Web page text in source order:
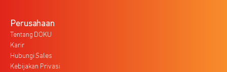
Perusahaan
Tentang DOKU
Karir
Hubungi Sales
Kebijakan Privasi